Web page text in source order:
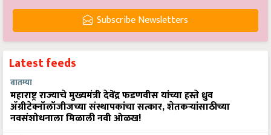
Subscribe Newsletters
Latest feeds
बातम्या
महाराष्ट्र राज्याचे मुख्यमंत्री देवेंद्र फडणवीस यांच्या हस्ते ध्रुव
ॲग्रीटेक्नॉलॉजीजच्या संस्थापकांचा सत्कार, शेतकऱ्यांसाठीच्या
नवसंशोधनाला मिळाली नवी ओळख!